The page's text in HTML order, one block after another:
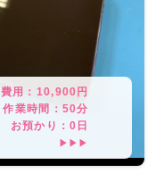
費用： 10,900 円
作業時間： 50分
お預かり：0 日
▶▶▶